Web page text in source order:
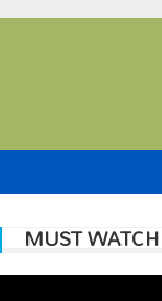
MUST WATCH